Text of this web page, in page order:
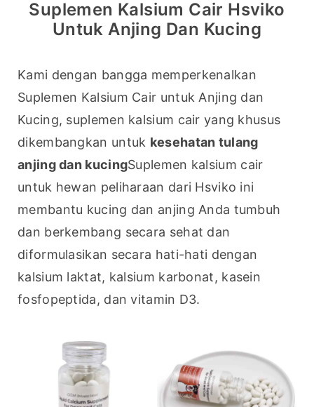
Suplemen Kalsium Cair Hsviko
Untuk Anjing Dan Kucing
Kami dengan bangga memperkenalkan
Suplemen Kalsium Cair untuk Anjing dan
Kucing, suplemen kalsium cair yang khusus
dikembangkan untuk kesehatan tulang
anjing dan kucingSuplemen kalsium cair
untuk hewan peliharaan dari Hsviko ini
membantu kucing dan anjing Anda tumbuh
dan berkembang secara sehat dan
diformulasikan secara hati-hati dengan
kalsium laktat, kalsium karbonat, kasein
fosfopeptida, dan vitamin D3.